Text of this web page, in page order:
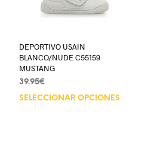
DEPORTIVO USAIN
BLANCO/NUDE C55159
MUSTANG
39.95€
SELECCIONAR OPCIONES